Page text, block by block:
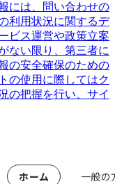
には、問い合わせの
利用状況に関するデ
ビス運営や政策立案
ない限り、第三者に
の安全確保のための
の使用に際してはク
の把握を行い、サイ